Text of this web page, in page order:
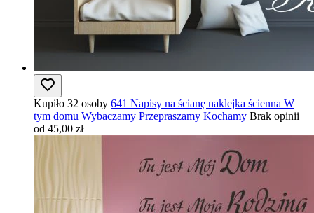
Kupiło 32 osoby 641 Napisy na ścianę naklejka ścienna W
tym domu Wybaczamy Przepraszamy Kochamy Brak opinii
od 45,00 zł